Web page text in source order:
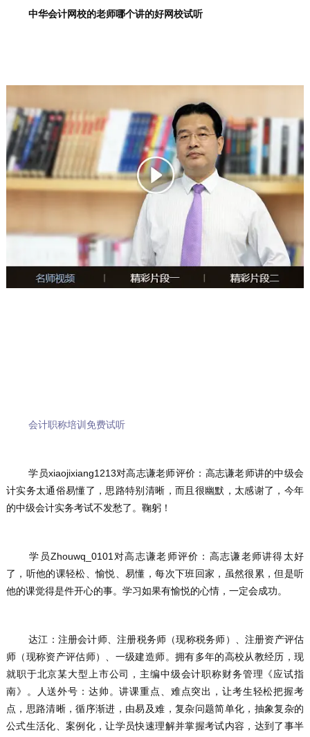
中华会计网校的老师哪个讲的好网校试听
会计职称培训免费试听
	学员xiaojixiang1213对高志谦老师评价：高志谦老师讲的中级会
计实务太通俗易懂了，思路特别清晰，而且很幽默，太感谢了，今年
的中级会计实务考试不发愁了。鞠躬！
	学员Zhouwq_0101对高志谦老师评价：高志谦老师讲得太好
了，听他的课轻松、愉悦、易懂，每次下班回家，虽然很累，但是听
他的课觉得是件开心的事。学习如果有愉悦的心情，一定会成功。
	达江：注册会计师、注册税务师（现称税务师）、注册资产评估
师（现称资产评估师）、一级建造师。拥有多年的高校从教经历，现
就职于北京某大型上市公司，主编中级会计职称财务管理《应试指
南》。人送外号：达帅。讲课重点、难点突出，让考生轻松把握考
点，思路清晰，循序渐进，由易及难，复杂问题简单化，抽象复杂的
公式生活化、案例化，让学员快速理解并掌握考试内容，达到了事半